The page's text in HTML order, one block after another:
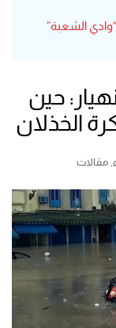
الشعبة”
حين
الخذلان
مقالات